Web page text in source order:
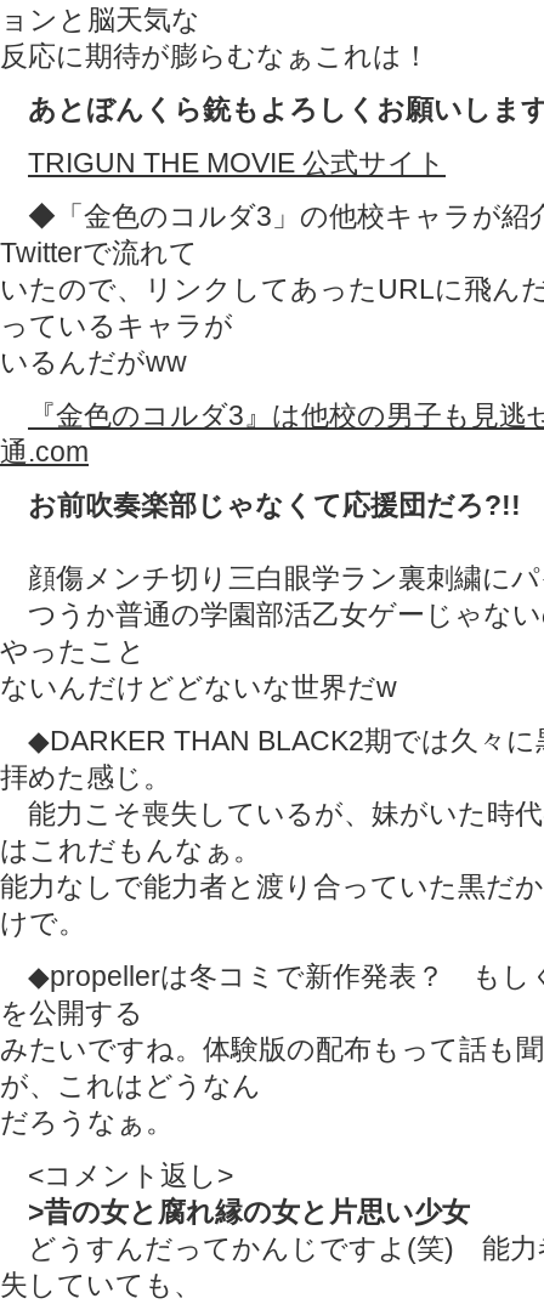
ョンと脳天気な
反応に期待が膨らむなぁこれは！
あとぼんくら銃もよろしくお願いしま
TRIGUN THE MOVIE 公式サイト
◆「金色のコルダ3」の他校キャラが紹
Twitterで流れて
いたので、リンクしてあったURLに飛ん
っているキャラが
いるんだがww
『金色のコルダ3』は他校の男子も見逃
通.com
お前吹奏楽部じゃなくて応援団だろ?!!
顔傷メンチ切り三白眼学ラン裏刺繍に
つうか普通の学園部活乙女ゲーじゃな
やったこと
ないんだけどどないな世界だw
◆DARKER THAN BLACK2期では久々
拝めた感じ。
能力こそ喪失しているが、妹がいた時
はこれだもんなぁ。
能力なしで能力者と渡り合っていた黒だ
けで。
◆propellerは冬コミで新作発表？ もし
を公開する
みたいですね。体験版の配布もって話も
が、これはどうなん
だろうなぁ。
<コメント返し>
>昔の女と腐れ縁の女と片思い少女
どうすんだってかんじですよ(笑) 能力
失していても、